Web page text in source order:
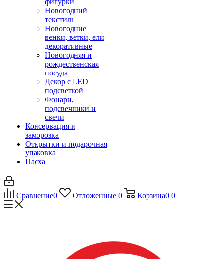
фигурки
Новогодний
текстиль
Новогодние
венки, ветки, ели
декоративные
Новогодняя и
рождественская
посуда
Декор с LED
подсветкой
Фонари,
подсвечники и
свечи
Консервация и
заморозка
Открытки и подарочная
упаковка
Пасха
Сравнение0 Отложенные 0 Корзина0 0